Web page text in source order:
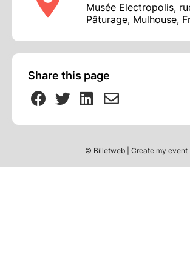
Musée Electropolis,
Pâturage, Mulhouse,
Share this page
© Billetweb | Create my event